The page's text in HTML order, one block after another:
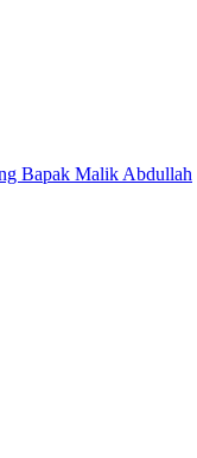
Bapak Malik Abdullah